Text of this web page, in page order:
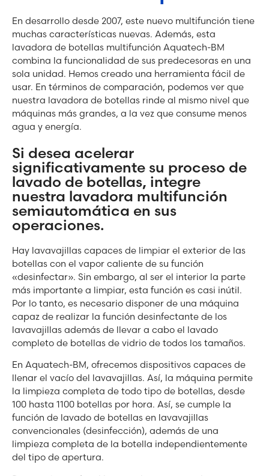
En desarrollo desde 2007, este nuevo multifunción tiene
muchas características nuevas. Además, esta
lavadora de botellas multifunción Aquatech-BM
combina la funcionalidad de sus predecesoras en una
sola unidad. Hemos creado una herramienta fácil de
usar. En términos de comparación, podemos ver que
nuestra lavadora de botellas rinde al mismo nivel que
máquinas más grandes, a la vez que consume menos
agua y energía.
Si desea acelerar
significativamente su proceso de
lavado de botellas, integre
nuestra lavadora multifunción
semiautomática en sus
operaciones.
Hay lavavajillas capaces de limpiar el exterior de las
botellas con el vapor caliente de su función
«desinfectar». Sin embargo, al ser el interior la parte
más importante a limpiar, esta función es casi inútil.
Por lo tanto, es necesario disponer de una máquina
capaz de realizar la función desinfectante de los
lavavajillas además de llevar a cabo el lavado
completo de botellas de vidrio de todos los tamaños.
En Aquatech-BM, ofrecemos dispositivos capaces de
llenar el vacío del lavavajillas. Así, la máquina permite
la limpieza completa de todo tipo de botellas, desde
100 hasta 1100 botellas por hora. Así, se cumple la
función de lavado de botellas en lavavajillas
convencionales (desinfección), además de una
limpieza completa de la botella independientemente
del tipo de apertura.